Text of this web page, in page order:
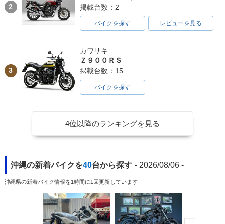
2
掲載台数：2
バイクを探す レビューを見る
3
カワサキ
Ｚ９００ＲＳ
掲載台数：15
バイクを探す
4位以降のランキングを見る
沖縄の新着バイクを40台から探す - 2026/08/06 -
沖縄県の新着バイク情報を1時間に1回更新しています